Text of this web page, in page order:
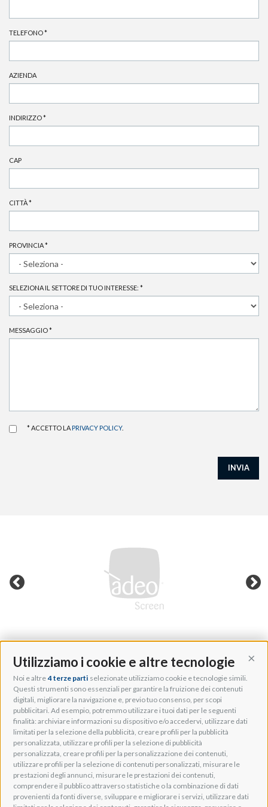
Utilizziamo i cookie e altre tecnologie
Noi e altre 4 terze parti selezionate utilizziamo cookie e tecnologie simili.
Questi strumenti sono essenziali per garantire la fruizione dei contenuti
digitali, migliorare la navigazione e, previo tuo consenso, per scopi
pubblicitari. Ad esempio, potremmo utilizzare i tuoi dati per le seguenti
finalità: archiviare informazioni su dispositivo e/o accedervi, utilizzare dati
limitati per la selezione della pubblicità, creare profili per la pubblicità
personalizzata, utilizzare profili per la selezione di pubblicità
personalizzata, creare profili per la personalizzazione dei contenuti,
utilizzare profili per la selezione di contenuti personalizzati, misurare le
prestazioni degli annunci, misurare le prestazioni dei contenuti,
comprendere il pubblico attraverso statistiche o la combinazione di dati
provenienti da fonti diverse, sviluppare e migliorare i servizi, utilizzare dati
TELEFONO*
AZIENDA
INDIRIZZO*
CAP
CITTÀ*
PROVINCIA*
SELEZIONA IL SETTORE DI TUO INTERESSE: *
MESSAGGIO*
* ACCETTO LA PRIVACY POLICY.
INVIA
Adeo Group S.r.l.
Via della Zarga, 50
Lavis, 38015 TN, Italy
Tel: +39 0461 248211
P.IVA: IT01262500224
PEC: pec@pec.adeogroup.it
SDI: T04ZHR3
info@adeogroup.it
Adeo ProAV